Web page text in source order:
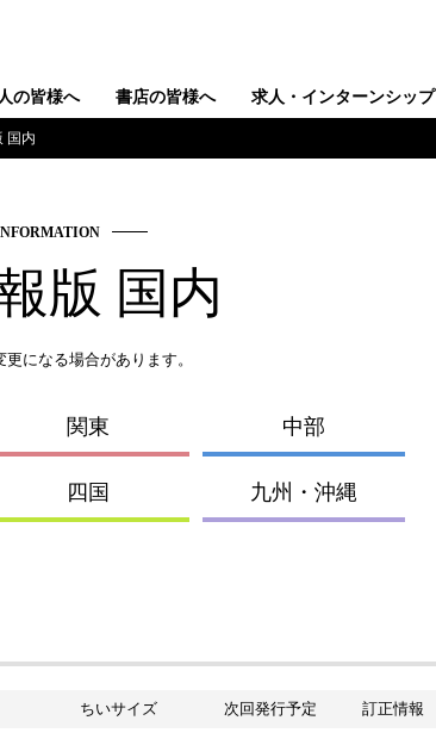
の皆様へ 書店の皆様へ 求人・インターンシップ
国内
版 国内
になる場合があります。
関東 中部
四国 九州・沖縄
ちいサイズ 次回発行予定 訂正情報